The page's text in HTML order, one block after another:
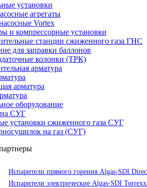
установки
агрегаты
Vortex
и компрессорные установки
станции сжиженного газа ГНС
для заправки баллонов
колонки (ТРК)
арматура
арматура
оборудование
на СУГ
установки сжиженного газа СУГ
на газ (СУГ)
Испарители прямого горения Algas-SDI
Испарители электрические Algas-SDI